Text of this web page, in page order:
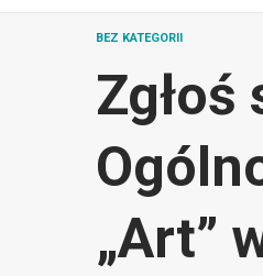
BEZ KATEGORII
Zgłoś
„Art”